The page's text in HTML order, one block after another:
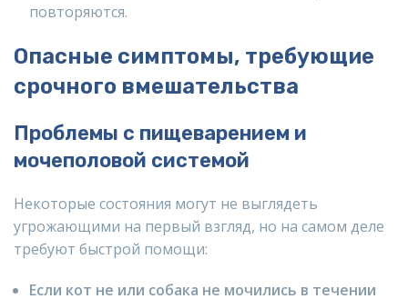
повторяются.
Опасные симптомы, требующие
срочного вмешательства
Проблемы с пищеварением и
мочеполовой системой
Некоторые состояния могут не выглядеть
угрожающими на первый взгляд, но на самом деле
требуют быстрой помощи:
Если кот не или собака не мочились в течении